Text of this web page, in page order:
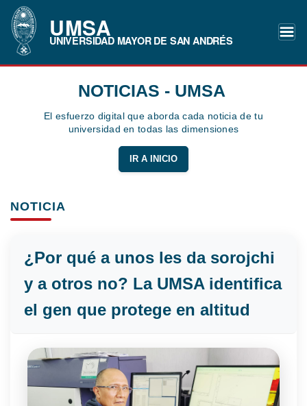
UMSA
UNIVERSIDAD MAYOR DE SAN ANDRÉS
NOTICIAS - UMSA
El esfuerzo digital que aborda cada noticia de tu
universidad en todas las dimensiones
IR A INICIO
NOTICIA
¿Por qué a unos les da sorojchi
y a otros no? La UMSA identifica
el gen que protege en altitud